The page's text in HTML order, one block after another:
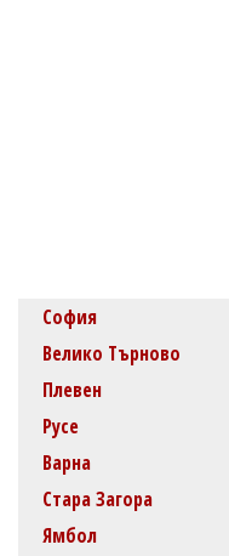
София
Велико Търново
Плевен
Русе
Варна
Стара Загора
Ямбол